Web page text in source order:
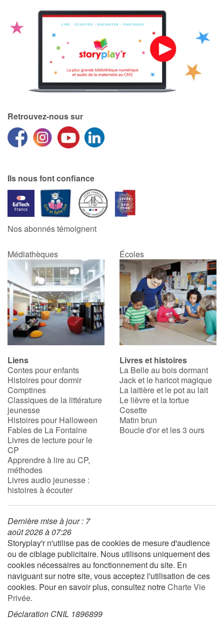
Retrouvez-nous sur
Ils nous font confiance
Nos abonnés témoignent
Médiathèques Écoles
Liens
Contes pour enfants
Histoires pour dormir
Comptines
Classiques de la littérature
jeunesse
Histoires pour Halloween
Fables de La Fontaine
Livres de lecture pour le
CP
Apprendre à lire au CP,
méthodes
Livres audio jeunesse :
histoires à écouter
Livres et histoires
La Belle au bois dormant
Jack et le haricot magique
La laitière et le pot au lait
Le lièvre et la tortue
Cosette
Matin brun
Boucle d'or et les 3 ours
Dernière mise à jour : 7
août 2026 à 07:26
Storyplay'r n'utilise pas de cookies de mesure d'audience
ou de ciblage publicitaire. Nous utilisons uniquement des
cookies nécessaires au fonctionnement du site. En
naviguant sur notre site, vous acceptez l'utilisation de ces
cookies. Pour en savoir plus, consultez notreCharte Vie
Privée.
Déclaration CNIL 1896899